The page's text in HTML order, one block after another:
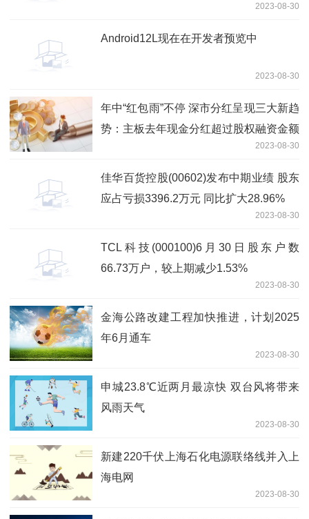
2023-08-30
Android12L现在在开发者预览中
2023-08-30
年中“红包雨”不停 深市分红呈现三大新趋
势：主板去年现金分红超过股权融资金额
2023-08-30
佳华百货控股(00602)发布中期业绩 股东
应占亏损3396.2万元 同比扩大28.96%
2023-08-30
TCL科技(000100)6月30日股东户数
66.73万户，较上期减少1.53%
2023-08-30
金海公路改建工程加快推进，计划2025
年6月通车
2023-08-30
申城23.8℃近两月最凉快 双台风将带来
风雨天气
2023-08-30
新建220千伏上海石化电源联络线并入上
海电网
2023-08-30